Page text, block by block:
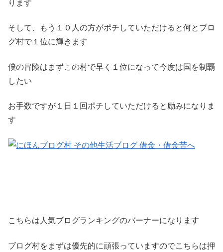
ります
そして、もう１０人の方がポチしていただけると何とブロ
グ村で１位に輝きます
僕の冒険はまずこの村で早く１位になって今度は国を制覇
したい
お手数ですが１日１回ポチしていただけると励みになりま
す
こちらは人気ブログランキングのバーナーになります
ブログ村をまずは優先的に頑張っていますのでこちらは押